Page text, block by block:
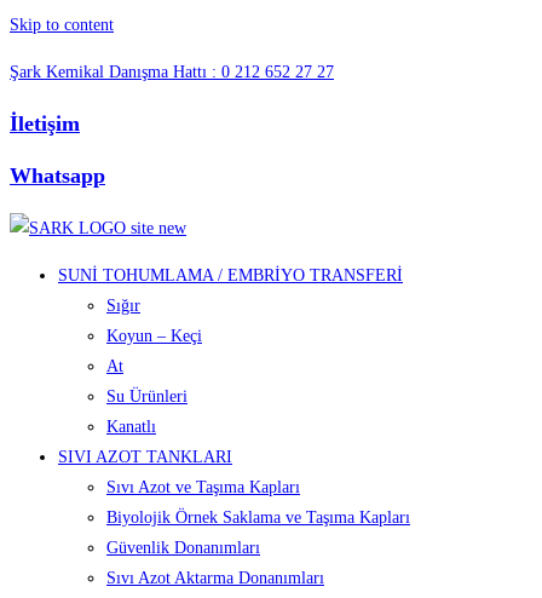
Skip to content
Şark Kemikal Danışma Hattı : 0 212 652 27 27
İletişim
Whatsapp
SUNİ TOHUMLAMA / EMBRİYO TRANSFERİ
Sığır
Koyun – Keçi
At
Su Ürünleri
Kanatlı
SIVI AZOT TANKLARI
Sıvı Azot ve Taşıma Kapları
Biyolojik Örnek Saklama ve Taşıma Kapları
Güvenlik Donanımları
Sıvı Azot Aktarma Donanımları